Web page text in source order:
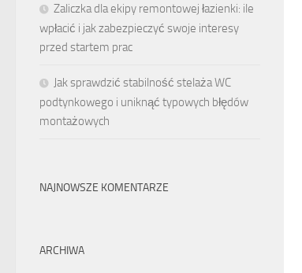
Zaliczka dla ekipy remontowej łazienki: ile
wpłacić i jak zabezpieczyć swoje interesy
przed startem prac
Jak sprawdzić stabilność stelaża WC
podtynkowego i uniknąć typowych błędów
montażowych
NAJNOWSZE KOMENTARZE
ARCHIWA